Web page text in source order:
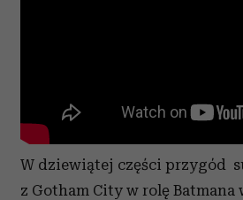
W dziewiątej części przygód
z Gotham City w rolę Batmana